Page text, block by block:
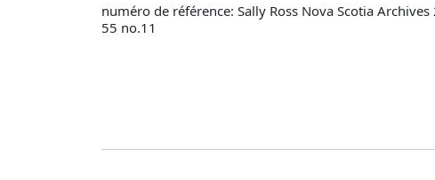
numéro de référence: Sally Ross Nova Scotia
55 no.11